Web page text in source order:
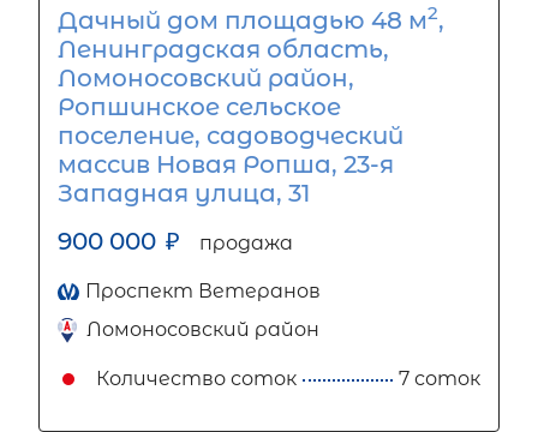
Дачный дом площадью 48 м2,
Ленинградская область,
Ломоносовский район,
Ропшинское сельское
поселение, садоводческий
массив Новая Ропша, 23-я
Западная улица, 31
900 000 ₽ продажа
Проспект Ветеранов
Ломоносовский район
Количество соток 7 соток